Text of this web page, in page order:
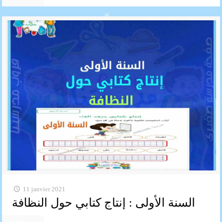
11 janvier 2021
السنة الأولى : إنتاج كتابي حول النظافة